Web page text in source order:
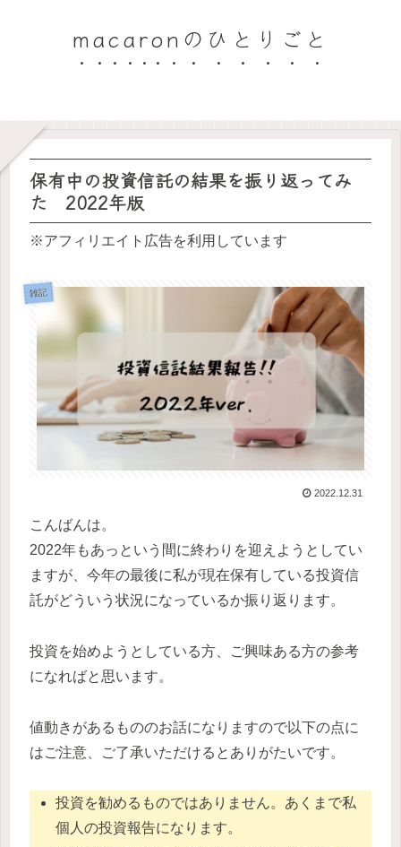
macaronのひとりごと
保有中の投資信託の結果を振り返ってみ
た 2022年版
※アフィリエイト広告を利用しています
雑記
2022.12.31
こんばんは。
2022年もあっという間に終わりを迎えようとしてい
ますが、今年の最後に私が現在保有している投資信
託がどういう状況になっているか振り返ります。
投資を始めようとしている方、ご興味ある方の参考
になればと思います。
値動きがあるもののお話になりますので以下の点に
はご注意、ご了承いただけるとありがたいです。
投資を勧めるものではありません。あくまで私
個人の投資報告になります。